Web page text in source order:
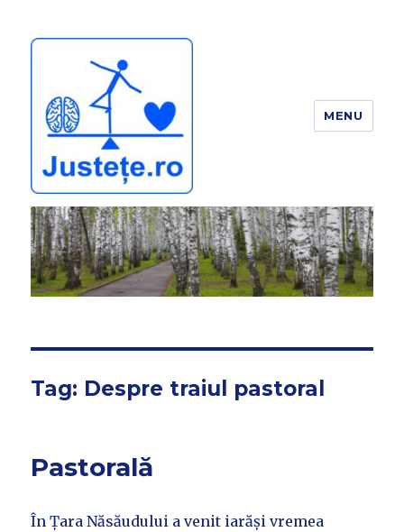
JUSTEȚE
MENU
Tag: Despre traiul pastoral
Pastorală
În Țara Năsăudului a venit iarăși vremea